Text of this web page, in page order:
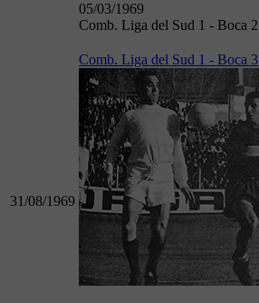
05/03/1969
Comb. Liga del Sud 1 - Boca 2
31/08/1969
Comb. Liga del Sud 1 - Boca 3